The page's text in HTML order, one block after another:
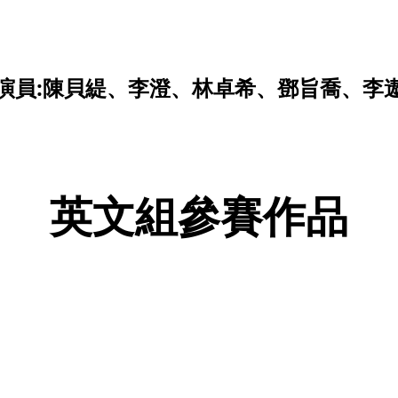
員:陳貝緹、李澄、林卓希、鄧旨喬、李
英文組參賽作品